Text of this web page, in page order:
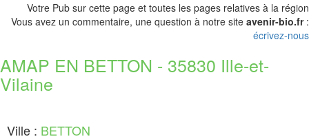
Votre Pub sur cette page et toutes les pages relatives à la région
Vous avez un commentaire, une question à notre site avenir-bio.fr:
écrivez-nous
AMAP EN BETTON - 35830 Ille-et-
Vilaine
Ville : BETTON